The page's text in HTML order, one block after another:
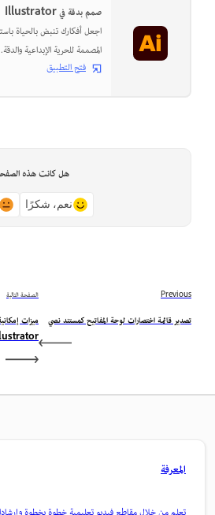
صمم بدقة في Illustrator
اجعل أفكارك تنبض بالحياة
المصممة للحرية الإبداعية والدقة.
فتح التطبيق
هل كانت هذه
نعم، شكرًا
Previous
تصدير قائمة اختصارات لوحة المفاتيح كمستند نصي
الصفحة التالية
المعرفة